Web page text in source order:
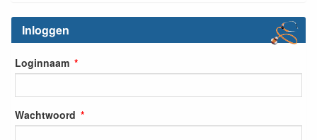
Inloggen
Loginnaam
Wachtwoord